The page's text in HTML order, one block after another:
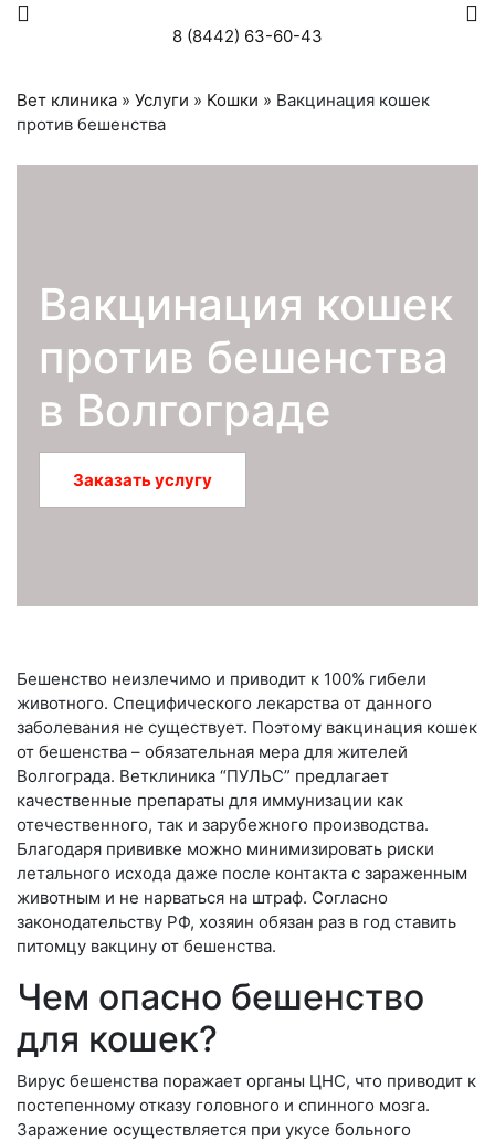
8 (8442) 63-60-43
Вет клиника » Услуги » Кошки » Вакцинация кошек
против бешенства
Вакцинация кошек
против бешенства
в Волгограде
Заказать услугу
Бешенство неизлечимо и приводит к 100% гибели
животного. Специфического лекарства от данного
заболевания не существует. Поэтому вакцинация кошек
от бешенства – обязательная мера для жителей
Волгограда. Ветклиника “ПУЛЬС” предлагает
качественные препараты для иммунизации как
отечественного, так и зарубежного производства.
Благодаря прививке можно минимизировать риски
летального исхода даже после контакта с зараженным
животным и не нарваться на штраф. Согласно
законодательству РФ, хозяин обязан раз в год ставить
питомцу вакцину от бешенства.
Чем опасно бешенство
для кошек?
Вирус бешенства поражает органы ЦНС, что приводит к
постепенному отказу головного и спинного мозга.
Заражение осуществляется при укусе больного